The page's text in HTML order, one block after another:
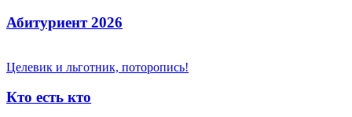
Абитуриент 2026
Целевик и льготник, поторопись!
Кто есть кто